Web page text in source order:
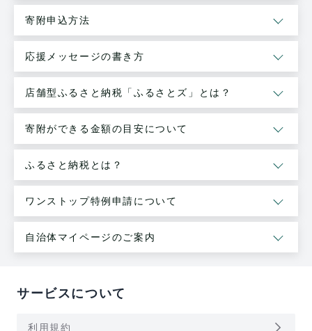
寄附申込方法
応援メッセージの書き方
店舗型ふるさと納税「ふるさとズ」とは？
寄附ができる金額の目安について
ふるさと納税とは？
ワンストップ特例申請について
自治体マイページのご案内
サービスについて
利用規約 arrow_forward_ios